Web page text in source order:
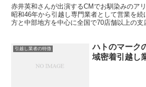
赤井英和さんが出演するCMでお馴染みのア
昭和46年から引越し専門業者として営業を
方と中部地方を中心に全国で70店舗以上の
引越し業者の特徴
ハトのマーク
域密着引越し